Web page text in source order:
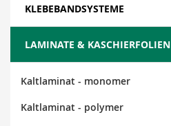
KLEBEBANDSYSTEME
LAMINATE & KASCHIERFOLIEN
Kaltlaminat - monomer
Kaltlaminat - polymer